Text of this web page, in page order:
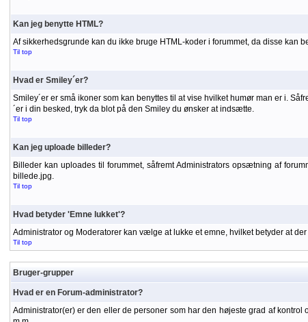
Kan jeg benytte HTML?
Af sikkerhedsgrunde kan du ikke bruge HTML-koder i forummet, da disse kan
Til top
Hvad er Smiley´er?
Smiley´er er små ikoner som kan benyttes til at vise hvilket humør man er i.
´er i din besked, tryk da blot på den Smiley du ønsker at indsætte.
Til top
Kan jeg uploade billeder?
Billeder kan uploades til forummet, såfremt Administrators opsætning af
billede.jpg.
Til top
Hvad betyder 'Emne lukket'?
Administrator og Moderatorer kan vælge at lukke et emne, hvilket betyder at
Til top
Bruger-grupper
Hvad er en Forum-administrator?
Administrator(er) er den eller de personer som har den højeste grad af